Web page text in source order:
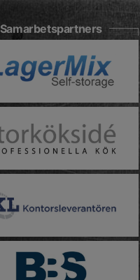
Samarbetspartners